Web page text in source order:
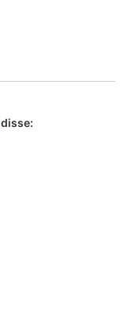
disse: